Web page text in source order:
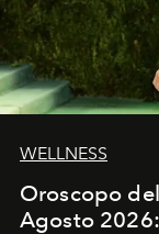
WELLNESS
Oroscopo
Agosto